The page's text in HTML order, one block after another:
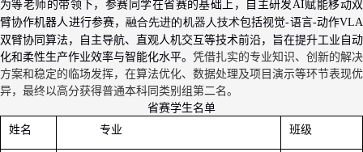
AI
臂协作机器人进行参赛，融合先进的机器人技术包括视觉-语言-动作VLA
双臂协同算法，自主导航、直观人机交互等技术前沿，旨在提升工业自动
化和柔性生产作业效率与智能化水平。 凭借扎实的专业知识、创新的解决
方案和稳定的临场发挥，在算法优化、数据处理及项目演示等环节表现优
异，最终以高分获得普通本科同类别组第二名。
省赛学生名单
姓名
专业 班级